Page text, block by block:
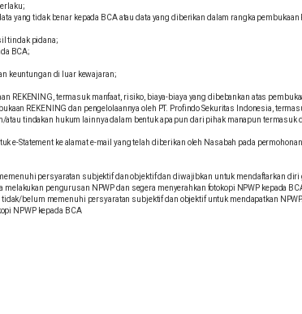
tidak benar kepada BCA atau data yang diberikan dalam rangka
tindak pidana;
BCA;
keuntungan di luar kewajaran;
termasuk manfaat, risiko, biaya-biaya yang dibebankan atas
REKENING dan pengelolaannya oleh PT. Profindo Sekuritas Indonesia,
tindakan hukum lainnya dalam bentuk apa pun dari pihak manapun
Statement ke alamat e-mail yang telah diberikan oleh Nasabah pada
persyaratan subjektif dan objektif dan diwajibkan untuk mendaftarkan
pengurusan NPWP dan segera menyerahkan fotokopi NPWP kepada
belum memenuhi persyaratan subjektif dan objektif untuk mendapatkan
NPWP kepada BCA